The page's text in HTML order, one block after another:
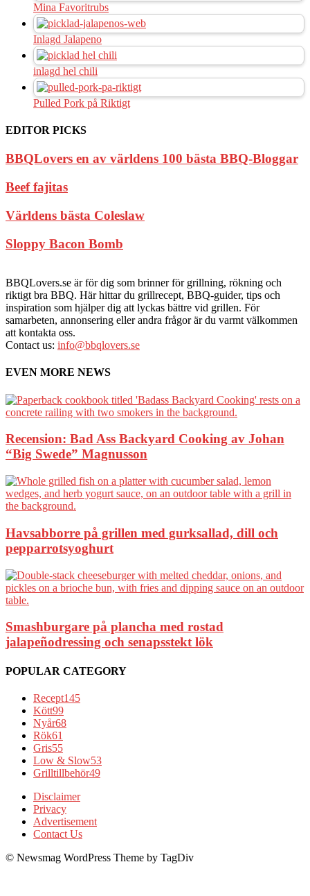
Mina Favoritrubs
Inlagd Jalapeno
inlagd hel chili
Pulled Pork på Riktigt
EDITOR PICKS
BBQLovers en av världens 100 bästa BBQ-Bloggar
Beef fajitas
Världens bästa Coleslaw
Sloppy Bacon Bomb
BBQLovers.se är för dig som brinner för grillning, rökning och
riktigt bra BBQ. Här hittar du grillrecept, BBQ-guider, tips och
inspiration som hjälper dig att lyckas bättre vid grillen. För
samarbeten, annonsering eller andra frågor är du varmt välkommen
att kontakta oss.
Contact us: info@bbqlovers.se
EVEN MORE NEWS
Recension: Bad Ass Backyard Cooking av Johan
“Big Swede” Magnusson
Havsabborre på grillen med gurksallad, dill och
pepparrotsyoghurt
Smashburgare på plancha med rostad
jalapeñodressing och senapsstekt lök
POPULAR CATEGORY
Recept145
Kött99
Nyår68
Rök61
Gris55
Low & Slow53
Grilltillbehör49
Disclaimer
Privacy
Advertisement
Contact Us
© Newsmag WordPress Theme by TagDiv